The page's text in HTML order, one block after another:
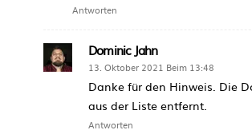
Antworten
Dominic Jahn
13. Oktober 2021 Beim 13:48
Danke für den Hinweis. Die
aus der Liste entfernt.
Antworten